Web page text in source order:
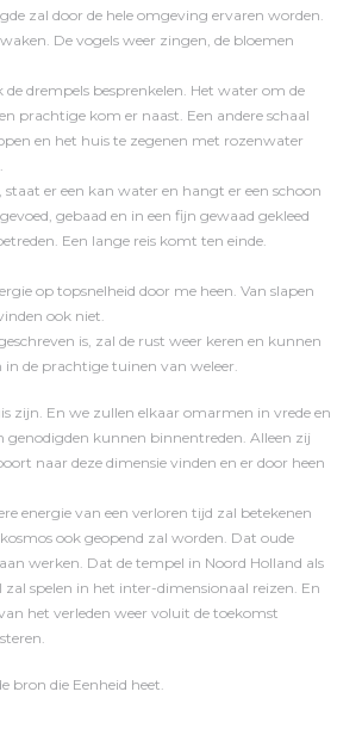
zal door de hele omgeving ervaren worden.
De vogels weer zingen, de bloemen
drempels besprenkelen. Het water om de
prachtige kom er naast. Een andere schaal
en het huis te zegenen met rozenwater
staat er een kan water en hangt er een schoon
gebaad en in een fijn gewaad gekleed
Een lange reis komt ten einde.
op topsnelheid door me heen. Van slapen
ook niet.
is, zal de rust weer keren en kunnen
in de prachtige tuinen van weleer.
zijn. En we zullen elkaar omarmen in vrede en
genodigden kunnen binnentreden. Alleen zij
naar deze dimensie vinden en er door heen
energie van een verloren tijd zal betekenen
ook geopend zal worden. Dat oude
werken. Dat de tempel in Noord Holland als
zal spelen in het inter-dimensionaal reizen. En
het verleden weer voluit de toekomst
bron die Eenheid heet.